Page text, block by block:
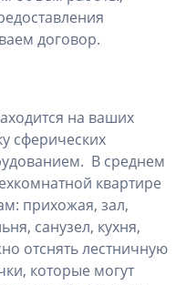
договор.
на ваших
сферических
В среднем
квартире
прихожая, зал,
санузел, кухня,
отснять лестничную
которые могут